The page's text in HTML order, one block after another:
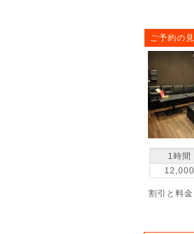
ご予約の
1時間
12,000
割引と料金